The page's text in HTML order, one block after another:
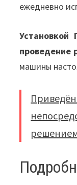
ежедневно
проведение
машины